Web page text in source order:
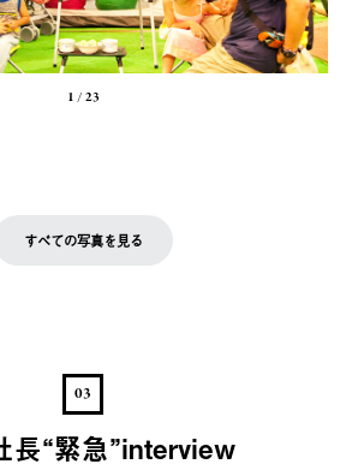
1/23
すべての写真を見る
03
長“緊急”interview